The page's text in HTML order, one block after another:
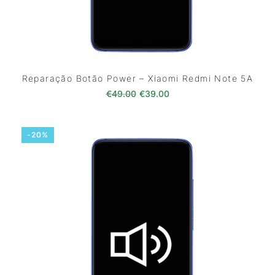
Reparação Botão Power – Xiaomi Redmi Note 5A
€49.00 O preço original era: €49.00.
€39.00O preço atual é:
-20%